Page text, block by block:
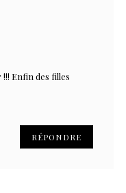
Enfin des filles
RÉPONDRE